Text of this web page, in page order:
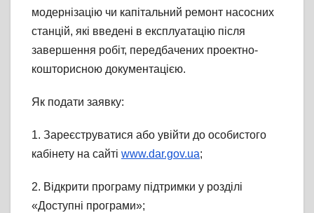
модернізацію чи капітальний ремонт насосних
станцій, які введені в експлуатацію після
завершення робіт, передбачених проектно-
кошторисною документацією.
Як подати заявку:
1. Зареєструватися або увійти до особистого
кабінету на сайті www.dar.gov.ua;
2. Відкрити програму підтримки у розділі
«Доступні програми»;